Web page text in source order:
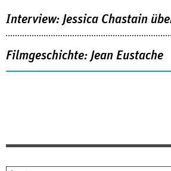
Interview: Jessica Chastain
Filmgeschichte: Jean Eustache